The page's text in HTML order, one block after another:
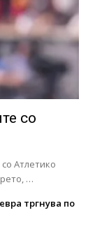
со
Атлетико
…
тргнува по